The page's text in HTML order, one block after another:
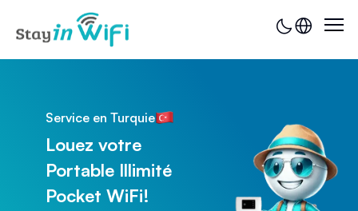
Service en Turquie
Louez votre
Portable Illimité
Pocket WiFi!